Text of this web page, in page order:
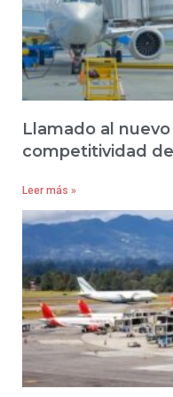
Llamado al
competitividad
Leer más »